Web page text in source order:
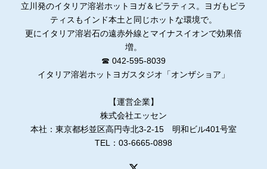
立川発のイタリア溶岩ホットヨガ＆ピラティス。ヨガもピラ
ティスもインド本土と同じホットな環境で。
更にイタリア溶岩石の遠赤外線とマイナスイオンで効果倍
増。
☎ 042-595-8039
イタリア溶岩ホットヨガスタジオ「オンザショア」
【運営企業】
株式会社エッセン
本社：東京都杉並区高円寺北3-2-15 明和ビル401号室
TEL：03-6665-0898